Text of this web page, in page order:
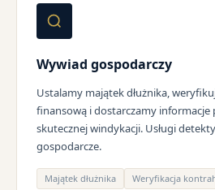
Wywiad gospodarczy
Ustalamy majątek dłużnika,
finansową i dostarczamy informacje
skutecznej windykacji. Usługi
gospodarcze.
Majątek dłużnika Weryfikacja